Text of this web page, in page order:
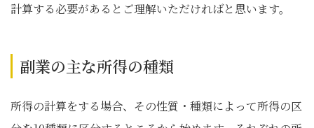
計算する必要があるとご理解いただければと思います。
副業の主な所得の種類
所得の計算をする場合、その性質・種類によって所得の区